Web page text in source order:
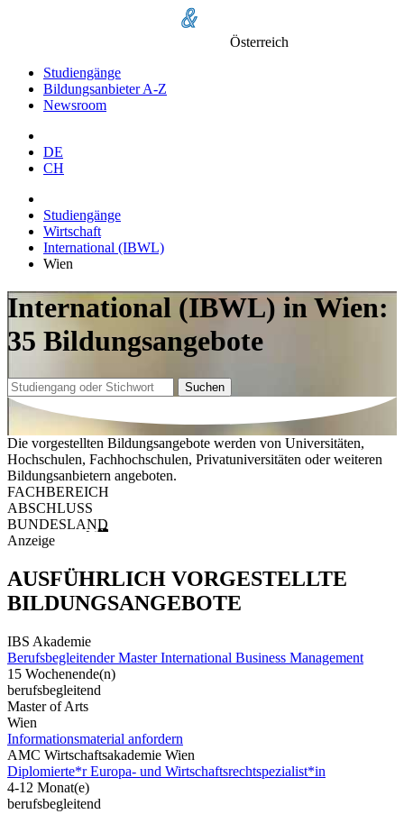
Österreich
Studiengänge
Bildungsanbieter A-Z
Newsroom
DE
CH
Studiengänge
Wirtschaft
International (IBWL)
Wien
International (IBWL) in Wien:
35 Bildungsangebote
Suchen
Die vorgestellten Bildungsangebote werden von Universitäten,
Hochschulen, Fachhochschulen, Privatuniversitäten oder weiteren
Bildungsanbietern angeboten.
FACHBEREICH
ABSCHLUSS
BUNDESLAND
Anzeige
AUSFÜHRLICH VORGESTELLTE
BILDUNGSANGEBOTE
IBS Akademie
Berufsbegleitender Master International Business Management
15 Wochenende(n)
berufsbegleitend
Master of Arts
Wien
Informationsmaterial anfordern
AMC Wirtschaftsakademie Wien
Diplomierte*r Europa- und Wirtschaftsrechtspezialist*in
4-12 Monat(e)
berufsbegleitend